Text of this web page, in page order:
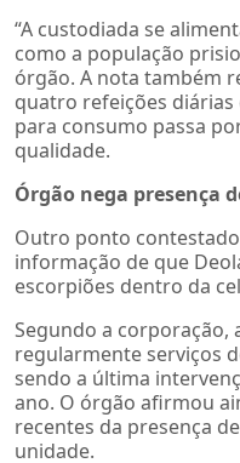
“A custodiada se
como a população
órgão. A nota também
quatro refeições
para consumo passa
qualidade.
Órgão nega presença
Outro ponto
informação de que
escorpiões dentro da
Segundo a corporação,
regularmente serviços
sendo a última
ano. O órgão afirmou
recentes da presença
unidade.